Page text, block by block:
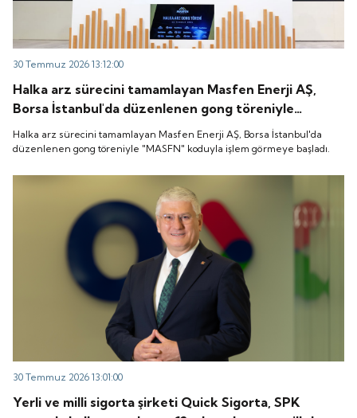
30 Temmuz 2026 13:12:00
Halka arz sürecini tamamlayan Masfen Enerji AŞ,
Borsa İstanbul'da düzenlenen gong töreniyle
"MASFN" koduyla işlem görmeye başladı.
Halka arz sürecini tamamlayan Masfen Enerji AŞ, Borsa İstanbul'da
düzenlenen gong töreniyle "MASFN" koduyla işlem görmeye başladı.
30 Temmuz 2026 13:01:00
Yerli ve milli sigorta şirketi Quick Sigorta, SPK